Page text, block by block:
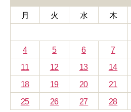
ー
月 火 水 木
4
5 6 7
11
12 13 14
18
19 20 21
25
26 27 28